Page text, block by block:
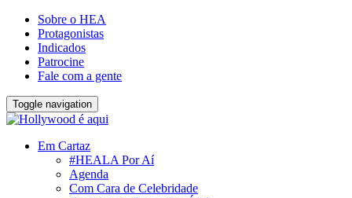
Sobre o HEA
Protagonistas
Indicados
Patrocine
Fale com a gente
Toggle navigation
Em Cartaz
#HEALA Por Aí
Agenda
Com Cara de Celebridade